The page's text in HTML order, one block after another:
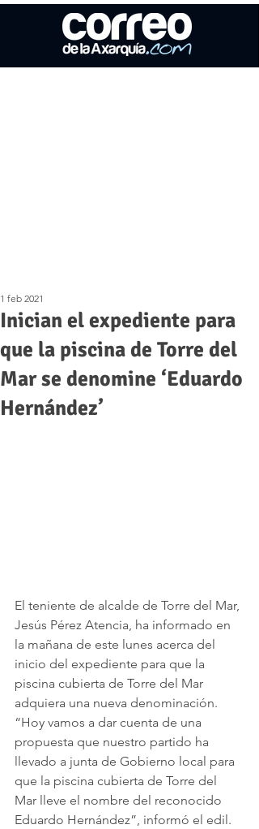
Inician el expediente para
que la piscina de Torre del
Mar se denomine ‘Eduardo
Hernández’
1 feb 2021
El teniente de alcalde de Torre del Mar,
Jesús Pérez Atencia, ha informado en
la mañana de este lunes acerca del
inicio del expediente para que la
piscina cubierta de Torre del Mar
adquiera una nueva denominación.
“Hoy vamos a dar cuenta de una
propuesta que nuestro partido ha
llevado a junta de Gobierno local para
que la piscina cubierta de Torre del
Mar lleve el nombre del reconocido
Eduardo Hernández”, informó el edil.